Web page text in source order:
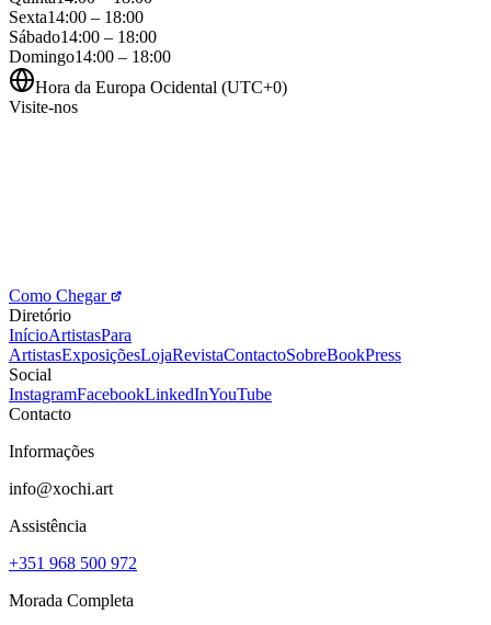
Sexta14:00 – 18:00
Sábado14:00 – 18:00
Domingo14:00 – 18:00
Hora da Europa Ocidental (UTC+0)
Visite-nos
Como Chegar
Diretório
InícioArtistasPara
ArtistasExposiçõesLojaRevistaContactoSobreBookPress
Social
InstagramFacebookLinkedInYouTube
Contacto
Informações
info@xochi.art
Assistência
+351 968 500 972
Morada Completa